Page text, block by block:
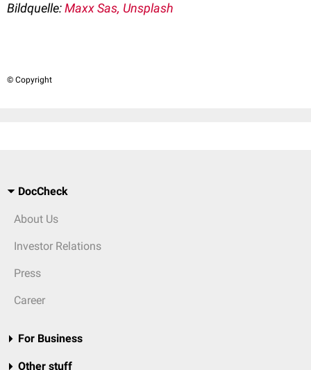
Bildquelle:Maxx Sas, Unsplash
© Copyright
DocCheck
About Us
Investor Relations
Press
Career
For Business
Other stuff